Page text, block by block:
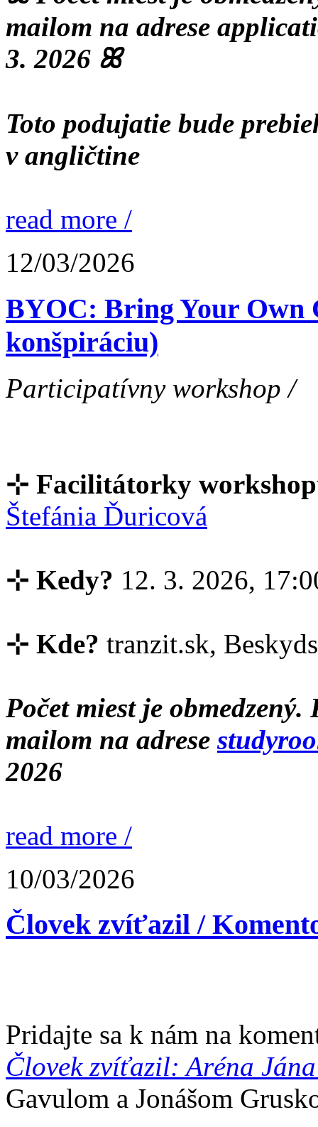
mailom na adrese
3. 2026 ꕤ
Toto podujatie bude
v angličtine
read more /
12/03/2026
BYOC: Bring Your Own
konšpiráciu)
Participatívny workshop /
⊹ Facilitátorky
Štefánia Ďuricová
⊹ Kedy? 12. 3. 2026,
⊹ Kde? tranzit.sk,
Počet miest je
mailom na adrese
2026
read more /
10/03/2026
Človek zvíťazil /
Pridajte sa k nám na
Človek zvíťazil: Aréna
Gavulom a Jonášom